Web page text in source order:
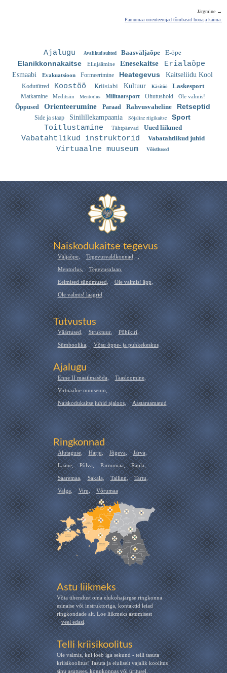
Järgmine →
Pärnumaa orienteerujad tõmbasid hooaja käima.
Ajalugu Avalikud suhted Baasväljaõpe E-õpe
Elanikkonnakaitse Ellujäämine Enesekaitse Erialaõpe
Esmaabi Evakuatsioon Formeerimine Heategevus Kaitseliidu Kool
Kodutütred Koostöö Kriisiabi Kultuur Käsitöö Laskesport
Matkamine Meditsiin Mentorlus Militaarsport Ohutushoid Ole valmis!
Õppused Orienteerumine Paraad Rahvusvaheline Retseptid
Side ja staap Sinilillekampaania Sõjaline riigikaitse Sport
Toitlustamine Tähtpäevad Uued liikmed
Vabatahtlikud instruktorid Vabatahtlikud juhid
Virtuaalne muuseum Võistlused
Naiskodukaitse tegevus
Väljaõpe, Tegevusvaldkonnad ,
Mentorlus, Tegevusplaan,
Eelmised sündmused, Ole valmis! äpp,
Ole valmis! laagrid
Tutvustus
Väärtused, Struktuur, Põhikiri,
Sümboolika, Võsu õppe- ja puhkekeskus
Ajalugu
Enne II maailmasõda, Taasloomine,
Virtuaalne muuseum,
Naiskodukaitse juhid ajaloos, Aastaraamatud
Ringkonnad
Alutaguse, Harju, Jõgeva, Järva,
Lääne, Põlva, Pärnumaa, Rapla,
Saaremaa, Sakala, Tallinn, Tartu,
Valga, Viru, Võrumaa
Astu liikmeks
Võta ühendust oma elukohajärgse ringkonna
esinaise või instruktoriga, kontaktid leiad
ringkondade alt. Loe liikmeks astumisest
veel edasi.
Telli kriisikoolitus
Ole valmis, kui loeb iga sekund - telli tasuta
kriisikoolitus! Tasuta ja eluliselt vajalik koolitus
sinu asutuses, kogukonnas või üritusel.